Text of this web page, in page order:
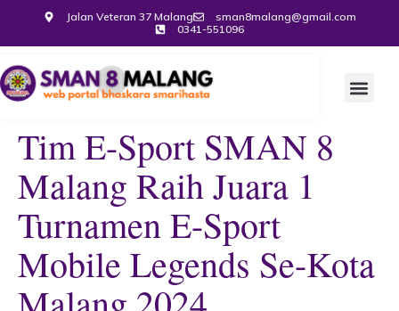
Jalan Veteran 37 Malang
sman8malang@gmail.com
0341-551096
Tim E-Sport SMAN 8
Malang Raih Juara 1
Turnamen E-Sport
Mobile Legends Se-Kota